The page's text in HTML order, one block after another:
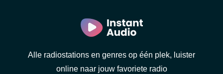
Alle radiostations en genres op één plek, luister
online naar jouw favoriete radio